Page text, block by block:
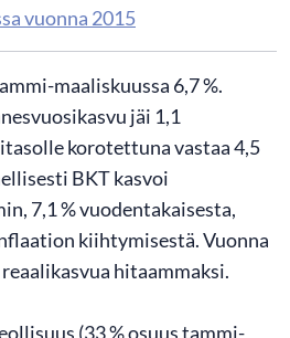
vuonna 2015
maaliskuussa 6,7 %.
jäi 1,1
korotettuna vastaa 4,5
BKT kasvoi
7,1 % vuodentakaisesta,
kiihtymisestä. Vuonna
hitaammaksi.
(33 % osuus tammi-